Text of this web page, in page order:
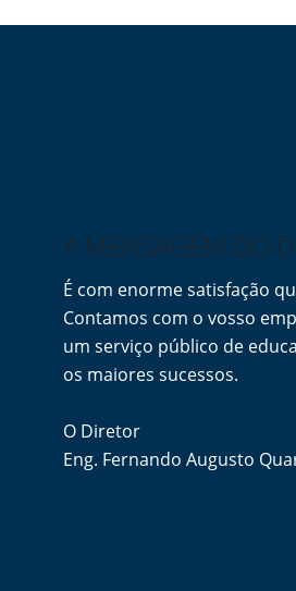
A MENSAGEM DO
É com enorme satisfação
Contamos com o vosso
um serviço público de
os maiores sucessos.
O Diretor
Eng. Fernando Augusto